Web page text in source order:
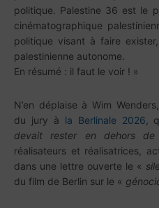
politique. Palestine 36 est le
cinématographique
politique visant à faire
palestinienne autonome.
En résumé : il faut le voir ! »
N’en déplaise à Wim
du jury à la Berlinale 2026 ,
devait rester en dehors de
réalisateurs et réalisatrices,
dans une lettre ouverte le «
du film de Berlin sur le «